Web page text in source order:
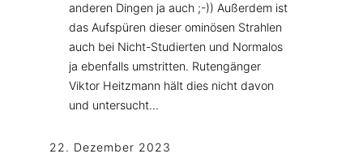
anderen Dingen ja auch ;-)) Außerdem ist
das Aufspüren dieser ominösen Strahlen
auch bei Nicht-Studierten und Normalos
ja ebenfalls umstritten. Rutengänger
Viktor Heitzmann hält dies nicht davon
und untersucht…
22. Dezember 2023